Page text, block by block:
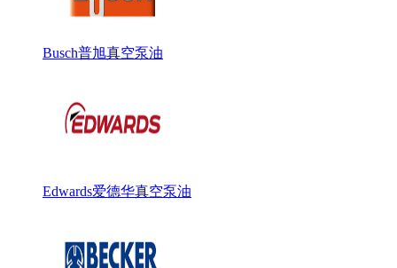
Busch普旭真空泵油
Edwards爱德华真空泵油